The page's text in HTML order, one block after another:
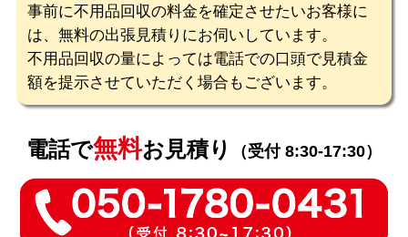
事前に不用品回収の料金を確定させたいお客様に
は、無料の出張見積りにお伺いしています。
不用品回収の量によっては電話での口頭で見積金
額を提示させていただく場合もございます。
電話で無料お見積り （受付 8:30-17:30）